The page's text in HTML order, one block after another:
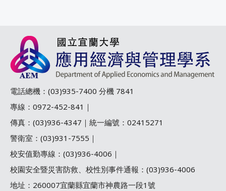
電話總機：(03)935-7400 分機 7841
專線：0972-452-841｜
傳真：(03)936-4347｜統一編號：02415271
警衛室：(03)931-7555｜
校安值勤專線：(03)936-4006｜
校園安全暨災害防救、校性別事件通報：(03)936-4006
地址：260007宜蘭縣宜蘭市神農路一段1號